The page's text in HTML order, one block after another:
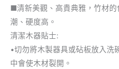
■清新美觀、高貴典雅，竹材
潮、硬度高。
清潔木器貼士:
•切勿將木製器具或砧板放入洗
中會使木材裂開。